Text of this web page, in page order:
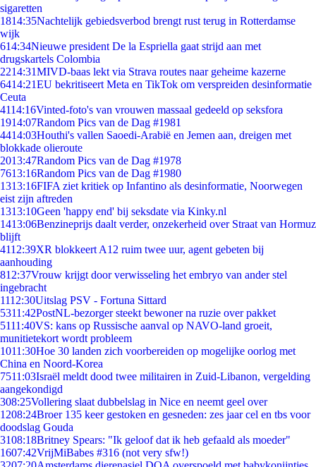
sigaretten
1814:35Nachtelijk gebiedsverbod brengt rust terug in Rotterdamse
wijk
614:34Nieuwe president De la Espriella gaat strijd aan met
drugskartels Colombia
2214:31MIVD-baas lekt via Strava routes naar geheime kazerne
6414:21EU bekritiseert Meta en TikTok om verspreiden desinformatie
Ceuta
4114:16Vinted-foto's van vrouwen massaal gedeeld op seksfora
1914:07Random Pics van de Dag #1981
4414:03Houthi's vallen Saoedi-Arabië en Jemen aan, dreigen met
blokkade olieroute
2013:47Random Pics van de Dag #1978
7613:16Random Pics van de Dag #1980
1313:16FIFA ziet kritiek op Infantino als desinformatie, Noorwegen
eist zijn aftreden
1313:10Geen 'happy end' bij seksdate via Kinky.nl
1413:06Benzineprijs daalt verder, onzekerheid over Straat van Hormuz
blijft
4112:39XR blokkeert A12 ruim twee uur, agent gebeten bij
aanhouding
812:37Vrouw krijgt door verwisseling het embryo van ander stel
ingebracht
1112:30Uitslag PSV - Fortuna Sittard
5311:42PostNL-bezorger steekt bewoner na ruzie over pakket
5111:40VS: kans op Russische aanval op NAVO-land groeit,
munitietekort wordt probleem
1011:30Hoe 30 landen zich voorbereiden op mogelijke oorlog met
China en Noord-Korea
7511:03Israël meldt dood twee militairen in Zuid-Libanon, vergelding
aangekondigd
308:25Vollering slaat dubbelslag in Nice en neemt geel over
1208:24Broer 135 keer gestoken en gesneden: zes jaar cel en tbs voor
doodslag Gouda
3108:18Britney Spears: "Ik geloof dat ik heb gefaald als moeder"
1607:42VrijMiBabes #316 (not very sfw!)